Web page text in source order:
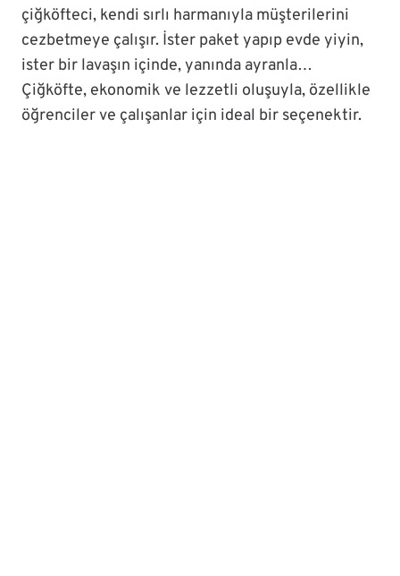
çiğköfteci, kendi sırlı harmanıyla müşterilerini
cezbetmeye çalışır. İster paket yapıp evde yiyin,
ister bir lavaşın içinde, yanında ayranla…
Çiğköfte, ekonomik ve lezzetli oluşuyla, özellikle
öğrenciler ve çalışanlar için ideal bir seçenektir.